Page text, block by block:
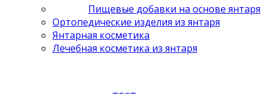
Пищевые добавки на основе янтаря
Ортопедические изделия из янтаря
Янтарная косметика
Лечебная косметика из янтаря